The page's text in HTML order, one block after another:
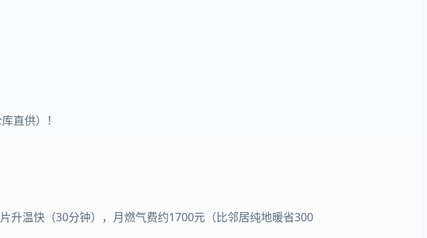
直供）！
升温快（30分钟），月燃气费约1700元（比邻居纯地暖省300